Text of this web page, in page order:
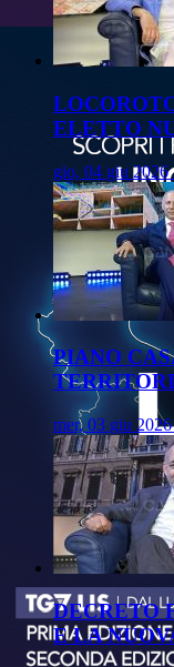
ELETTO
gio, 04 giu 2026
PIANO
mer, 03 giu
DECRETO
E LA